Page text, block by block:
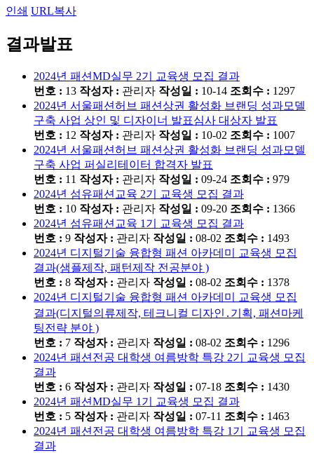
인쇄 URL복사
결과발표
2024년 패션MD실무 2기 교육생 모집 결과
번호 : 13 작성자 : 관리자 작성일 : 10-14 조회수 : 1297
2024년 서울패션허브 패션상권 활성화 브랜딩 성과모델
구축 사업 상인 및 디자이너 발표심사 대상자 발표
번호 : 12 작성자 : 관리자 작성일 : 10-02 조회수 : 1007
2024년 서울패션허브 패션상권 활성화 브랜딩 성과모델
구축 사업 퍼실리테이터 합격자 발표
번호 : 11 작성자 : 관리자 작성일 : 09-24 조회수 : 979
2024년 섬유패션교육 2기 교육생 모집 결과
번호 : 10 작성자 : 관리자 작성일 : 09-20 조회수 : 1366
2024년 섬유패션교육 1기 교육생 모집 결과
번호 : 9 작성자 : 관리자 작성일 : 08-02 조회수 : 1493
2024년 디지털기술 융합형 패션 아카데미 교육생 모집
결과(샘플제작, 패턴제작 전공분야 )
번호 : 8 작성자 : 관리자 작성일 : 08-02 조회수 : 1378
2024년 디지털기술 융합형 패션 아카데미 교육생 모집
결과(디지털의류제작, 테크니컬 디자인․기획, 패션마케
팅전략 분야 )
번호 : 7 작성자 : 관리자 작성일 : 08-02 조회수 : 1296
2024년 패션전공 대학생 여름방학 특강 2기 교육생 모집
결과
번호 : 6 작성자 : 관리자 작성일 : 07-18 조회수 : 1430
2024년 패션MD실무 1기 교육생 모집 결과
번호 : 5 작성자 : 관리자 작성일 : 07-11 조회수 : 1463
2024년 패션전공 대학생 여름방학 특강 1기 교육생 모집
결과